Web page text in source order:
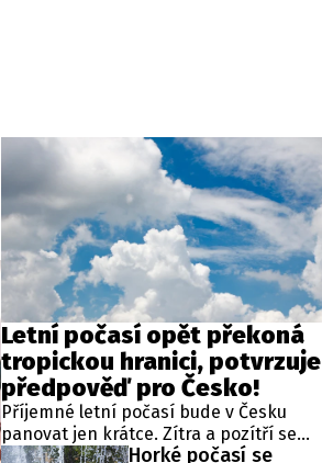
Letní počasí opět překoná
tropickou hranici, potvrzuje
předpověď pro Česko!
Příjemné letní počasí bude v Česku
panovat jen krátce. Zítra a pozítří se
teploty vrátí na normální hodnoty, ale již
Horké počasí se